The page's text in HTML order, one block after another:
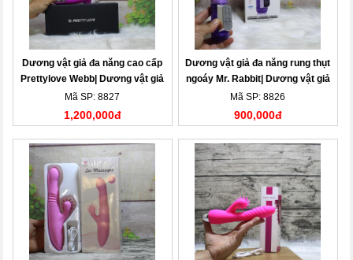
Dương vật giả đa năng cao cấp
Prettylove Webb| Dương vật giả
Mã SP: 8827
1,200,000đ
Dương vật giả đa năng rung thụt
ngoáy Mr. Rabbit| Dương vật giả
Mã SP: 8826
900,000đ